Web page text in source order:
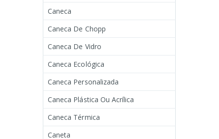
Caneca
Caneca De Chopp
Caneca De Vidro
Caneca Ecológica
Caneca Personalizada
Caneca Plástica Ou Acrílica
Caneca Térmica
Caneta